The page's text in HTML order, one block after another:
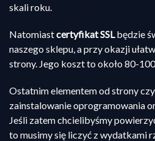
skali roku.
Natomiastcertyfikat SSLbędzie
naszego sklepu, a przy okazji
strony. Jego koszt to około 80-
Ostatnim elementem od strony
zainstalowanie oprogramowania
Jeśli zatem chcielibyśmy
to musimy się liczyć z wydatkami